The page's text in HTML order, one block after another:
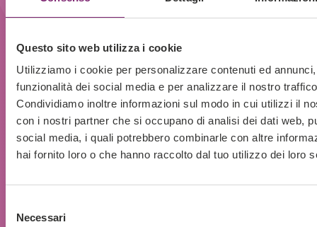
Questo sito web utilizza i cookie
Utilizziamo i cookie per personalizzare contenuti ed
funzionalità dei social media e per analizzare il nostro
Condividiamo inoltre informazioni sul modo in cui utilizzi il
con i nostri partner che si occupano di analisi dei dati web,
social media, i quali potrebbero combinarle con altre
hai fornito loro o che hanno raccolto dal tuo utilizzo dei loro
delNecessari
personalizzate, reminder per
Consumer Products →segmentazioni
avanzate per prodotti e mercati,
comunicazioni multicanale
automatizzate
Banking & Insurance →onboarding
automatizzato, reminder su polizze e